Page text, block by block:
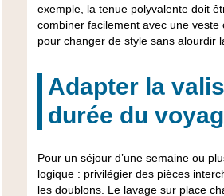
exemple, la tenue polyvalente doit
combiner facilement avec une veste
pour changer de style sans alourdir
Adapter la
durée du
Pour un séjour d’une semaine ou
logique : privilégier des pièces
les doublons. Le lavage sur place